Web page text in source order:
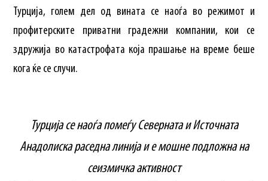
Турција, голем дел од вината се наоѓа во режимот и
профитерските приватни градежни компании, кои се
здружија во катастрофата која прашање на време беше
кога ќе се случи.
Турција се наоѓа помеѓу Северната и Источната
Анадолиска раседна линија и е мошне подложна на
сеизмичка активност